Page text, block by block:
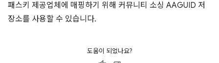
패스키 제공업체에 매핑하기 위해 커뮤니티 소싱 AAGUID 저
장소를 사용할 수 있습니다.
도움이 되었나요?